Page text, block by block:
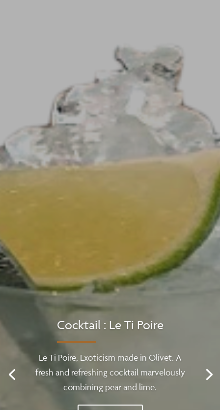
Cocktail : Le Ti Poire
Le Ti Poire, Exoticism made in Olivet. A
fresh and refreshing cocktail marvelously
combining pear and lime.